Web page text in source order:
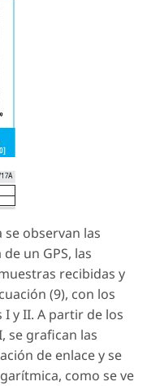
se observan las
un GPS, las
recibidas y
(9), con los
y II. A partir de los
se grafican las
de enlace y se
como se ve